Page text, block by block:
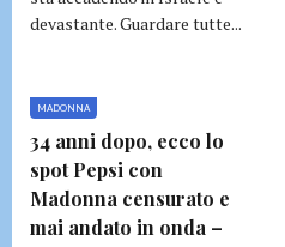
devastante. Guardare tutte...
MADONNA
34 anni dopo, ecco lo
spot Pepsi con
Madonna censurato e
mai andato in onda –